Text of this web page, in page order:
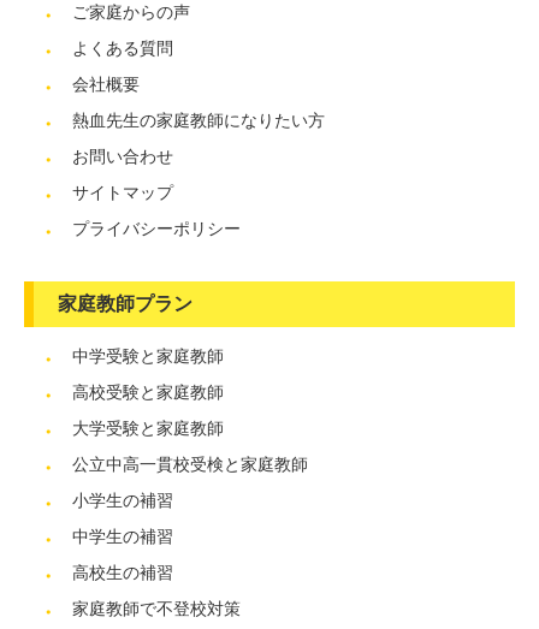
ご家庭からの声
よくある質問
会社概要
熱血先生の家庭教師になりたい方
お問い合わせ
サイトマップ
プライバシーポリシー
家庭教師プラン
中学受験と家庭教師
高校受験と家庭教師
大学受験と家庭教師
公立中高一貫校受検と家庭教師
小学生の補習
中学生の補習
高校生の補習
家庭教師で不登校対策